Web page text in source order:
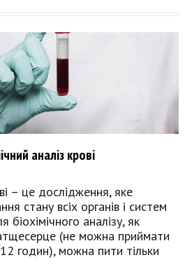
аналіз крові
– це дослідження, яке
стану всіх органів і систем
біохімічного аналізу, як
(не можна приймати
годин), можна пити тільки